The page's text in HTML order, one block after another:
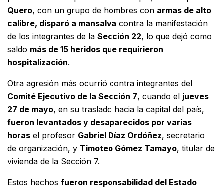
Quero, con un grupo de hombres con armas de alto
calibre, disparó a mansalva contra la manifestación
de los integrantes de la Sección 22, lo que dejó como
saldo más de 15 heridos que requirieron
hospitalización.
Otra agresión más ocurrió contra integrantes del
Comité Ejecutivo de la Sección 7, cuando el jueves
27 de mayo, en su traslado hacia la capital del país,
fueron levantados y desaparecidos por varias
horas el profesor Gabriel Díaz Ordóñez, secretario
de organización, y Timoteo Gómez Tamayo, titular de
vivienda de la Sección 7.
Estos hechos fueron responsabilidad del Estado